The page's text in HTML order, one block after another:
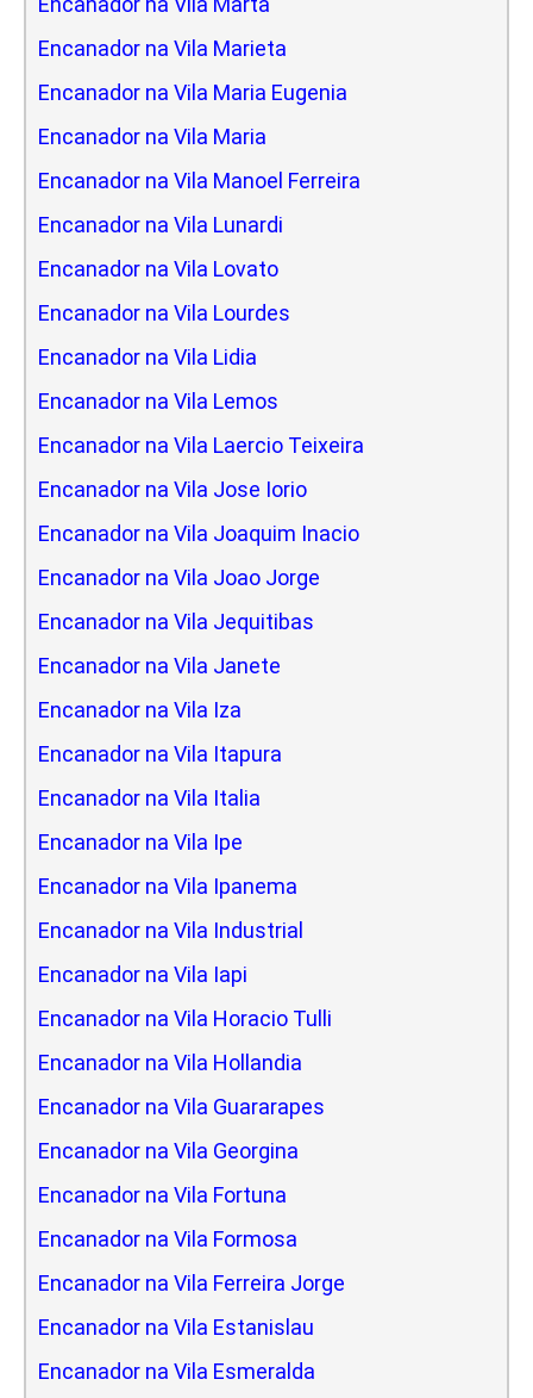
Encanador na Vila Marieta
Encanador na Vila Maria Eugenia
Encanador na Vila Maria
Encanador na Vila Manoel Ferreira
Encanador na Vila Lunardi
Encanador na Vila Lovato
Encanador na Vila Lourdes
Encanador na Vila Lidia
Encanador na Vila Lemos
Encanador na Vila Laercio Teixeira
Encanador na Vila Jose Iorio
Encanador na Vila Joaquim Inacio
Encanador na Vila Joao Jorge
Encanador na Vila Jequitibas
Encanador na Vila Janete
Encanador na Vila Iza
Encanador na Vila Itapura
Encanador na Vila Italia
Encanador na Vila Ipe
Encanador na Vila Ipanema
Encanador na Vila Industrial
Encanador na Vila Iapi
Encanador na Vila Horacio Tulli
Encanador na Vila Hollandia
Encanador na Vila Guararapes
Encanador na Vila Georgina
Encanador na Vila Fortuna
Encanador na Vila Formosa
Encanador na Vila Ferreira Jorge
Encanador na Vila Estanislau
Encanador na Vila Esmeralda